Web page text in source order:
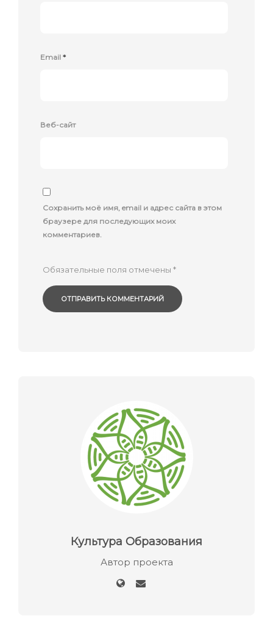
Email *
Веб-сайт
Сохранить моё имя, email и адрес сайта в этом
браузере для последующих моих
комментариев.
Обязательные поля отмечены *
Культура Образования
Автор проекта